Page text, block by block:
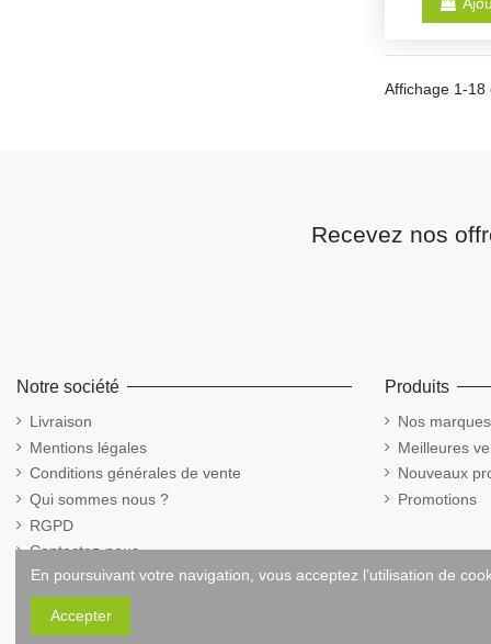
Affichage 1-18
Recevez nos
Notre société
Livraison
Mentions légales
Conditions générales de vente
Qui sommes nous ?
RGPD
Contactez-nous
Cookies
Produits
Nos marques
Meilleures
Nouveaux
Promotions
En poursuivant votre navigation, vous acceptez l’utilisation de
Accepter